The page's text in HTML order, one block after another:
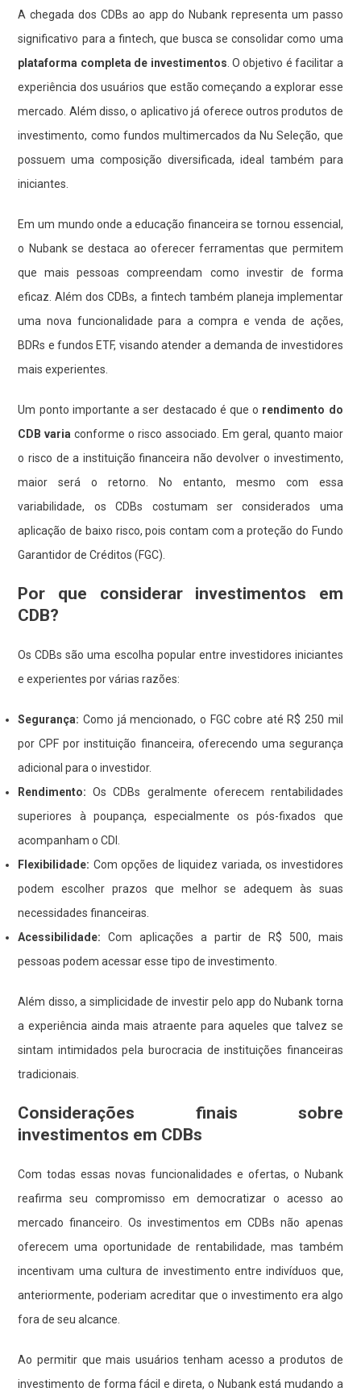
A chegada dos CDBs ao app do Nubank representa um passo
significativo para a fintech, que busca se consolidar como uma
plataforma completa de investimentos . O objetivo é facilitar a
experiência dos usuários que estão começando a explorar esse
mercado. Além disso, o aplicativo já oferece outros produtos de
investimento, como fundos multimercados da Nu Seleção, que
possuem uma composição diversificada, ideal também para
iniciantes.
Em um mundo onde a educação financeira se tornou essencial,
o Nubank se destaca ao oferecer ferramentas que permitem
que mais pessoas compreendam como investir de forma
eficaz. Além dos CDBs, a fintech também planeja implementar
uma nova funcionalidade para a compra e venda de ações,
BDRs e fundos ETF, visando atender a demanda de investidores
mais experientes.
Um ponto importante a ser destacado é que o rendimento do
CDB varia conforme o risco associado. Em geral, quanto maior
o risco de a instituição financeira não devolver o investimento,
maior será o retorno. No entanto, mesmo com essa
variabilidade, os CDBs costumam ser considerados uma
aplicação de baixo risco, pois contam com a proteção do Fundo
Garantidor de Créditos (FGC).
Por que considerar investimentos em
CDB?
Os CDBs são uma escolha popular entre investidores iniciantes
e experientes por várias razões:
Segurança: Como já mencionado, o FGC cobre até R$ 250 mil
por CPF por instituição financeira, oferecendo uma segurança
adicional para o investidor.
Rendimento: Os CDBs geralmente oferecem rentabilidades
superiores à poupança, especialmente os pós-fixados que
acompanham o CDI.
Flexibilidade: Com opções de liquidez variada, os investidores
podem escolher prazos que melhor se adequem às suas
necessidades financeiras.
Acessibilidade: Com aplicações a partir de R$ 500, mais
pessoas podem acessar esse tipo de investimento.
Além disso, a simplicidade de investir pelo app do Nubank torna
a experiência ainda mais atraente para aqueles que talvez se
sintam intimidados pela burocracia de instituições financeiras
tradicionais.
Considerações finais sobre
investimentos em CDBs
Com todas essas novas funcionalidades e ofertas, o Nubank
reafirma seu compromisso em democratizar o acesso ao
mercado financeiro. Os investimentos em CDBs não apenas
oferecem uma oportunidade de rentabilidade, mas também
incentivam uma cultura de investimento entre indivíduos que,
anteriormente, poderiam acreditar que o investimento era algo
fora de seu alcance.
Ao permitir que mais usuários tenham acesso a produtos de
investimento de forma fácil e direta, o Nubank está mudando a